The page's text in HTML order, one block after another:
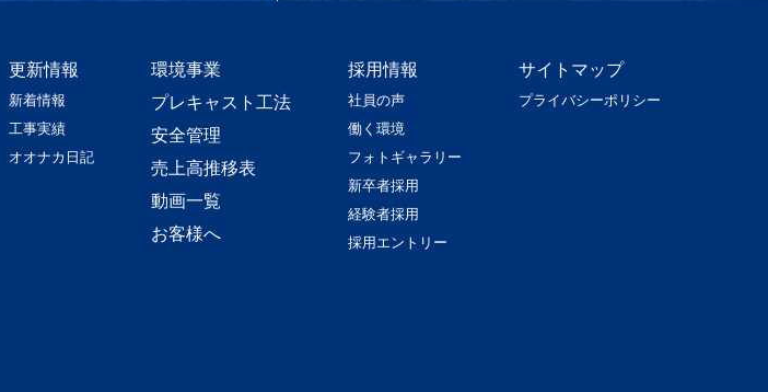
更新情報
新着情報
工事実績
オオナカ日記
環境事業
プレキャスト工法
安全管理
売上高推移表
動画一覧
お客様へ
採用情報
社員の声
働く環境
フォトギャラリー
新卒者採用
経験者採用
採用エントリー
サイトマップ
プライバシーポリシー